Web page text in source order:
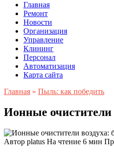
Главная
Ремонт
Новости
Организация
Управление
Клининг
Персонал
Автоматизация
Карта сайта
Главная » Пыль: как победить
Ионные очистители
Автор platus На чтение 6 мин